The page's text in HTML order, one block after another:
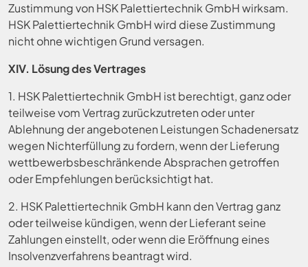
Zustimmung von HSK Palettiertechnik GmbH wirksam.
HSK Palettiertechnik GmbH wird diese Zustimmung
nicht ohne wichtigen Grund versagen.
XIV. Lösung des Vertrages
1. HSK Palettiertechnik GmbH ist berechtigt, ganz oder
teilweise vom Vertrag zurückzutreten oder unter
Ablehnung der angebotenen Leistungen Schadenersatz
wegen Nichterfüllung zu fordern, wenn der Lieferung
wettbewerbsbeschränkende Absprachen getroffen
oder Empfehlungen berücksichtigt hat.
2. HSK Palettiertechnik GmbH kann den Vertrag ganz
oder teilweise kündigen, wenn der Lieferant seine
Zahlungen einstellt, oder wenn die Eröffnung eines
Insolvenzverfahrens beantragt wird.